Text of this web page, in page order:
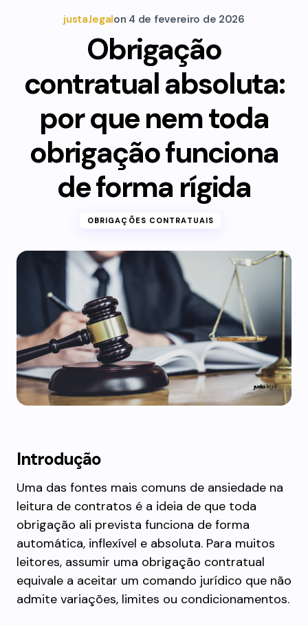
justa.legalon 4 de fevereiro de 2026
Obrigação
contratual absoluta:
por que nem toda
obrigação funciona
de forma rígida
OBRIGAÇÕES CONTRATUAIS
Introdução
Uma das fontes mais comuns de ansiedade na
leitura de contratos é a ideia de que toda
obrigação ali prevista funciona de forma
automática, inflexível e absoluta. Para muitos
leitores, assumir uma obrigação contratual
equivale a aceitar um comando jurídico que não
admite variações, limites ou condicionamentos.